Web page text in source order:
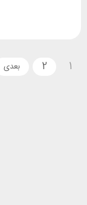
1
2